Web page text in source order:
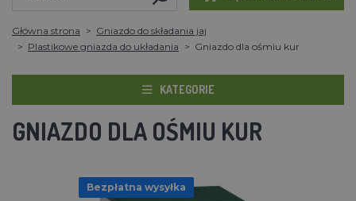
Główna strona
Gniazdo do składania jaj
Plastikowe gniazda do układania
Gniazdo dla ośmiu kur
KATEGORIE
GNIAZDO DLA OŚMIU KUR
Bezpłatna wysyłka